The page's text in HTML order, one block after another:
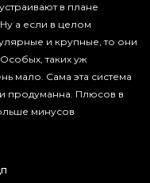
в плане
а если в целом
и крупные, то они
таких уж
мало. Сама эта система
продуманна. Плюсов в
минусов